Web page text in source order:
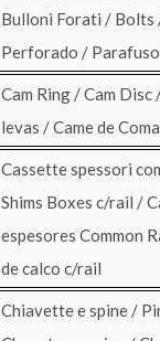
Bulloni Forati / Bolts
Perforado /
Cam Ring / Cam Disc
levas / Came de
Cassette spessori
Shims Boxes c/rail /
espesores Common
de calco c/rail
Chiavette e spine /